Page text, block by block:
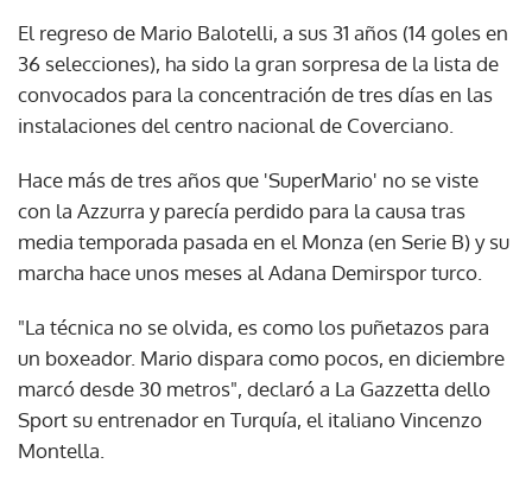
El regreso de Mario Balotelli, a sus 31 años (14 goles en
36 selecciones), ha sido la gran sorpresa de la lista de
convocados para la concentración de tres días en las
instalaciones del centro nacional de Coverciano.
Hace más de tres años que 'SuperMario' no se viste
con la Azzurra y parecía perdido para la causa tras
media temporada pasada en el Monza (en Serie B) y su
marcha hace unos meses al Adana Demirspor turco.
"La técnica no se olvida, es como los puñetazos para
un boxeador. Mario dispara como pocos, en diciembre
marcó desde 30 metros", declaró a La Gazzetta dello
Sport su entrenador en Turquía, el italiano Vincenzo
Montella.